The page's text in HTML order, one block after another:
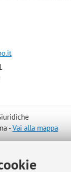
-Vai alla mappa